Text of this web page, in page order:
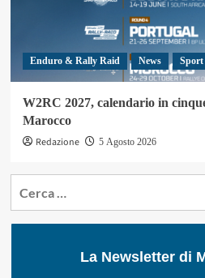
Enduro & Rally Raid News Sport
W2RC 2027, calendario in
Marocco
Redazione
5 Agosto 2026
La Newsletter di